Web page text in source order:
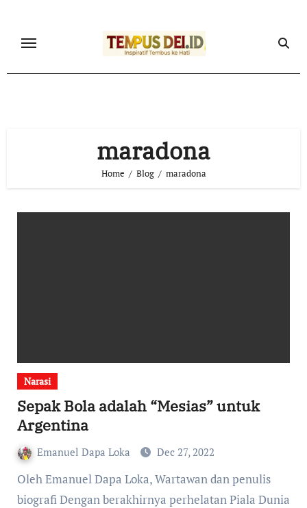
content
maradona
Home Blog maradona
Narasi
Sepak Bola adalah “Mesias” untuk
Argentina
Emanuel Dapa Loka Dec 27, 2022
Oleh Emanuel Dapa Loka, Wartawan dan penulis
biografi Dengan berakhirnya perhelatan Piala Dunia